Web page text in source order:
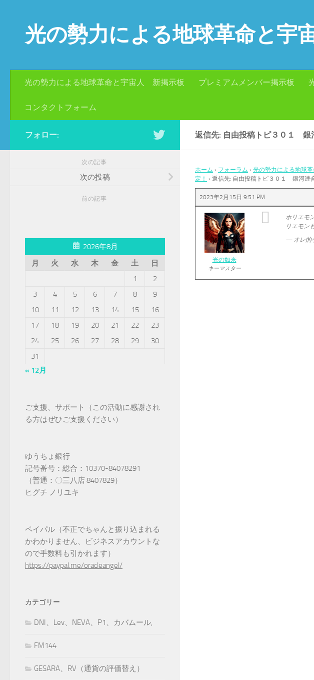
光の勢力による地球革命と宇
光の勢力による地球革命と宇宙人 新掲示板 プレミアムメンバー掲示板
コンタクトフォーム
返信先: 自由投稿トピ３０１ 銀
ホーム › フォーラム › 光の勢力による地球
定！
› 返信先: 自由投稿トピ３０１ 銀河連
2023年2月15日 9:51 PM
光の如来
キーマスター
ホリエモ
リエモン
— オレ的
フォロー:
次の記事
次の投稿
前の記事
2026年8月
月
火 水 木 金 土
日
1
2
3
4 5 6 7 8
9
10
11 12 13 14 15
16
17
18 19 20 21 22
23
24
25 26 27 28 29
30
31
« 12月
ご支援、サポート（この活動に感謝され
る方はぜひご支援ください）
ゆうちょ銀行
記号番号：総合：10370-84078291
（普通：〇三八店 8407829）
ヒグチ ノリユキ
ペイパル（不正でちゃんと振り込まれる
かわかりません、ビジネスアカウントな
ので手数料も引かれます）
https://paypal.me/oracleangel/
カテゴリー
DNI、Lev、NEVA、P1、カバムール,
FM144
GESARA、RV（通貨の評価替え）